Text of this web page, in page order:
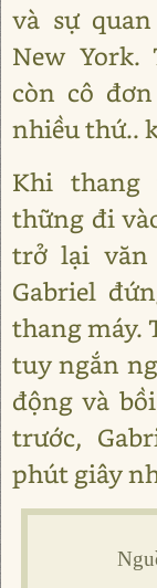
và sự
New York.
còn cô
nhiều thứ..
Khi thang
thững đi
trở lại văn
Gabriel
thang máy.
tuy ngắn
động và
trước,
phút giây